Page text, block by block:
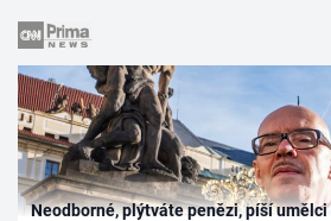
Neodborné, plýtváte penězi, píší